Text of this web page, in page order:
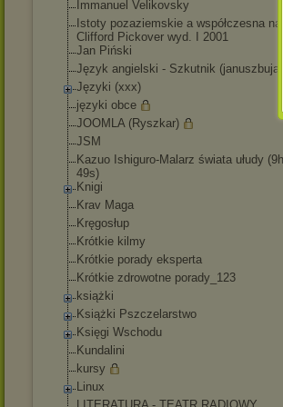
Immanuel Velikovsky
Istoty pozaziemskie a współczesna
Clifford Pickover wyd. I 2001
Jan Piński
Język angielski - Szkutnik (januszbujak)
Języki (xxx)
języki obce
JOOMLA (Ryszkar)
JSM
Kazuo Ishiguro-Malarz świata ułudy
49s)
Knigi
Krav Maga
Kręgosłup
Krótkie kilmy
Krótkie porady eksperta
Krótkie zdrowotne porady_123
książki
Książki Pszczelarstwo
Księgi Wschodu
Kundalini
kursy
Linux